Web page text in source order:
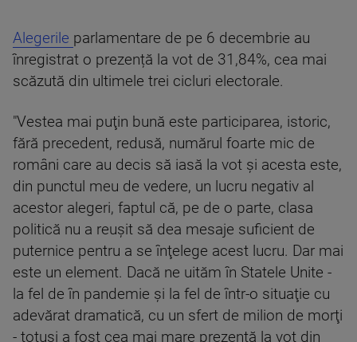
Alegerile parlamentare de pe 6 decembrie au
înregistrat o prezență la vot de 31,84%, cea mai
scăzută din ultimele trei cicluri electorale.
"Vestea mai puţin bună este participarea, istoric,
fără precedent, redusă, numărul foarte mic de
români care au decis să iasă la vot şi acesta este,
din punctul meu de vedere, un lucru negativ al
acestor alegeri, faptul că, pe de o parte, clasa
politică nu a reuşit să dea mesaje suficient de
puternice pentru a se înţelege acest lucru. Dar mai
este un element. Dacă ne uităm în Statele Unite -
la fel de în pandemie şi la fel de într-o situaţie cu
adevărat dramatică, cu un sfert de milion de morţi
- totuşi a fost cea mai mare prezenţă la vot din